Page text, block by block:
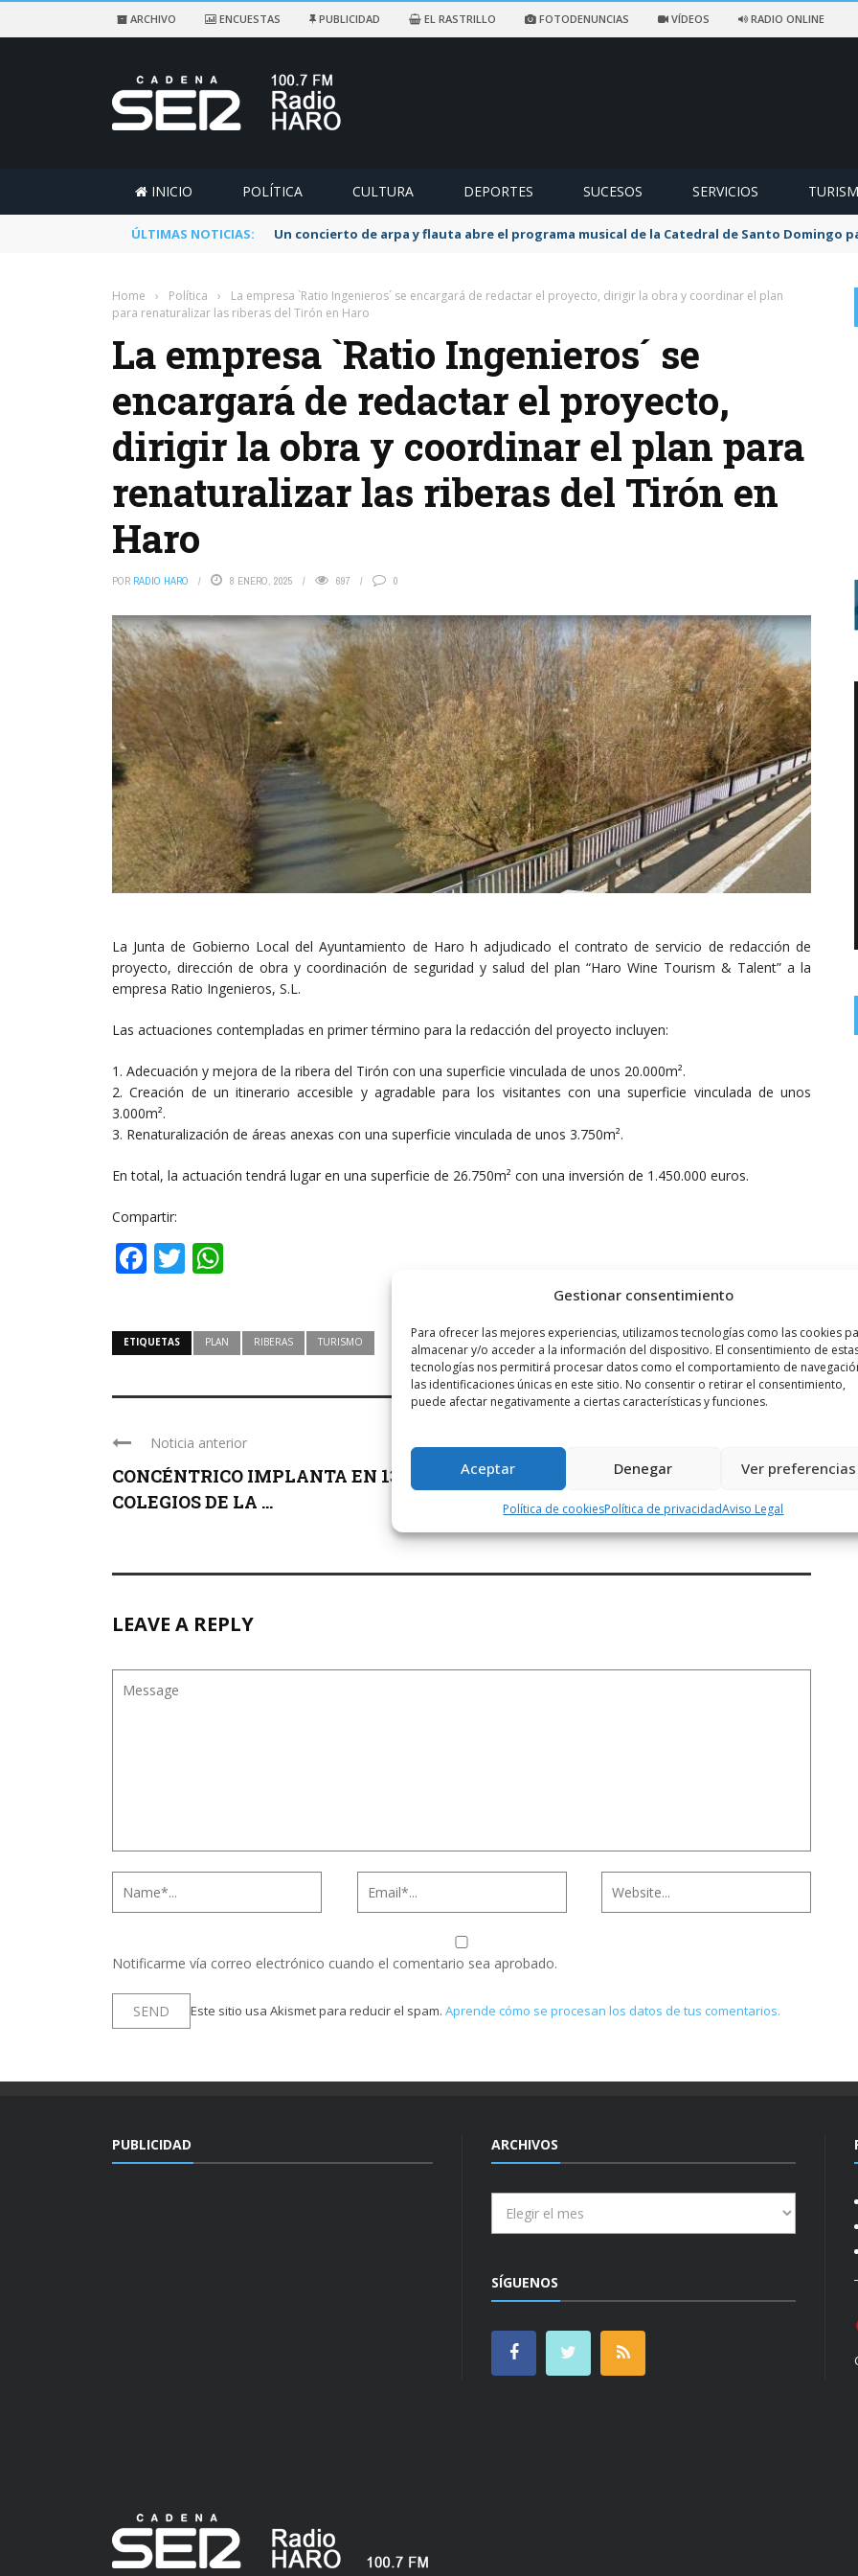
Gestionar consentimiento
Para ofrecer las mejores experiencias, utilizamos tecnologías como las cookies
almacenar y/o acceder a la información del dispositivo. El consentimiento de
tecnologías nos permitirá procesar datos como el comportamiento de
las identificaciones únicas en este sitio. No consentir o retirar el consentimiento,
puede afectar negativamente a ciertas características y funciones.
Aceptar Denegar Ver preferencias
Política de cookiesPolítica de privacidadAviso Legal
ARCHIVO ENCUESTAS PUBLICIDAD EL RASTRILLO FOTODENUNCIAS VÍDEOS RADIO ONLINE
INICIO POLÍTICA CULTURA DEPORTES SUCESOS SERVICIOS
ÚLTIMAS NOTICIAS: Un concierto de arpa y flauta abre el programa musical de la Catedral de Santo Domingo
Home › Política ›
La empresa `Ratio Ingenieros´ se encargará de redactar el proyecto, dirigir la obra y coordinar el plan
para renaturalizar las riberas del Tirón en Haro
La empresa `Ratio Ingenieros´ se
encargará de redactar el proyecto,
dirigir la obra y coordinar el plan para
renaturalizar las riberas del Tirón en
Haro
POR RADIO HARO 8 ENERO, 2025 697 0
La Junta de Gobierno Local del Ayuntamiento de Haro h adjudicado el contrato de servicio de redacción de
proyecto, dirección de obra y coordinación de seguridad y salud del plan “Haro Wine Tourism & Talent” a la
empresa Ratio Ingenieros, S.L.
Las actuaciones contempladas en primer término para la redacción del proyecto incluyen:
1. Adecuación y mejora de la ribera del Tirón con una superficie vinculada de unos 20.000m².
2. Creación de un itinerario accesible y agradable para los visitantes con una superficie vinculada de unos
3.000m².
3. Renaturalización de áreas anexas con una superficie vinculada de unos 3.750m².
En total, la actuación tendrá lugar en una superficie de 26.750m² con una inversión de 1.450.000 euros.
Compartir:
Facebook
Twitter
ETIQUETAS PLAN RIBERAS TURISMO
Noticia anterior
CONCÉNTRICO IMPLANTA EN 13
COLEGIOS DE LA ...
ITARCA RIOJA sustituye a la empresa
AZAFATAS ...
LEAVE A REPLY
Notificarme vía correo electrónico cuando el comentario sea aprobado.
Este sitio usa Akismet para reducir el spam. Aprende cómo se procesan los datos de tus comentarios.
PUBLICIDAD ARCHIVOS
SÍGUENOS